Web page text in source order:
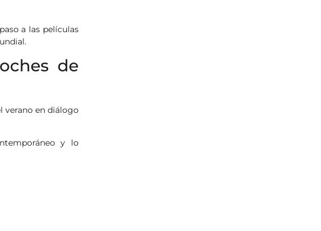
a las películas
de
verano en diálogo
y lo